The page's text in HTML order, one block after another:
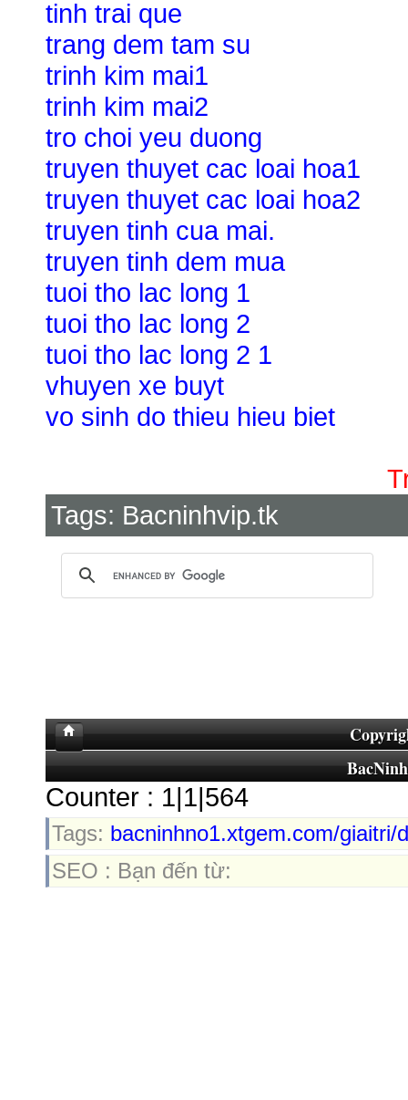
tinh trai que
trang dem tam su
trinh kim mai1
trinh kim mai2
tro choi yeu duong
truyen thuyet cac loai hoa1
truyen thuyet cac loai hoa2
truyen tinh cua mai.
truyen tinh dem mua
tuoi tho lac long 1
tuoi tho lac long 2
tuoi tho lac long 2 1
vhuyen xe buyt
vo sinh do thieu hieu biet
Tags: Bacninhvip.tk
Counter : 1|1|564
Tags: bacninhno1.xtgem.com/giaitri/
SEO : Bạn đến từ: